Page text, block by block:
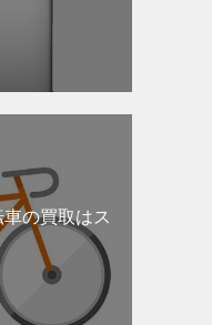
の買取はス